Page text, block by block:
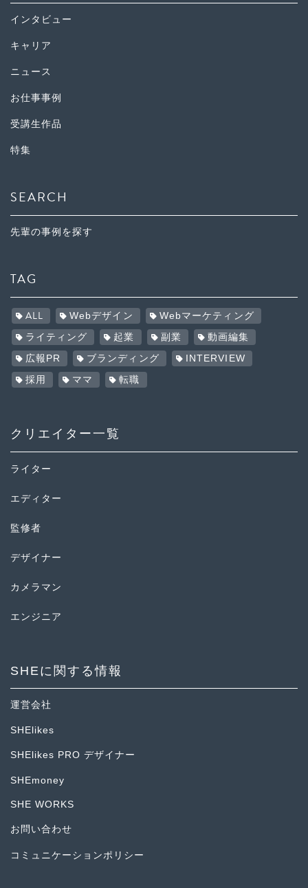
インタビュー
キャリア
ニュース
お仕事事例
受講生作品
特集
SEARCH
先輩の事例を探す
TAG
ALL Webデザイン Webマーケティング
ライティング 起業 副業 動画編集
広報PR ブランディング INTERVIEW
採用 ママ 転職
クリエイター一覧
ライター
エディター
監修者
デザイナー
カメラマン
エンジニア
SHEに関する情報
運営会社
SHElikes
SHElikes PRO デザイナー
SHEmoney
SHE WORKS
お問い合わせ
コミュニケーションポリシー